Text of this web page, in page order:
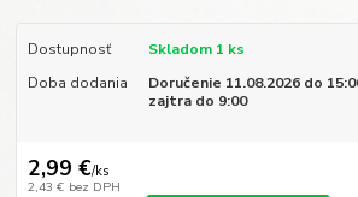
Dostupnosť
Skladom 1 ks
Doba dodania
Doručenie 11.08.2026 do
zajtra do 9:00
2,99 €/ks
2,43 € bez DPH